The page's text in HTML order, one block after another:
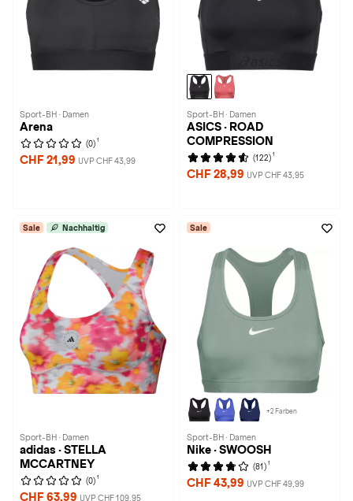
Sport-BH · Damen
Arena
(0) 1
CHF 21,99 UVP CHF 43,99
Sport-BH · Damen
ASICS · ROAD
COMPRESSION
(122) 1
CHF 28,99 UVP CHF 43,95
Sale Nachhaltig
Sport-BH · Damen
adidas · STELLA
MCCARTNEY
(0) 1
CHF 63,99 UVP CHF 109,95
Sale
+2 Farben
Sport-BH · Damen
Nike · SWOOSH
(81) 1
CHF 43,99 UVP CHF 49,99